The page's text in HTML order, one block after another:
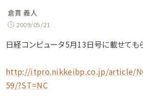
倉貫 義人
2009/05/21
日経コンピュータ5月13日号に載せても
http://itpro.nikkeibp.co.jp/article/
59/?ST=NC